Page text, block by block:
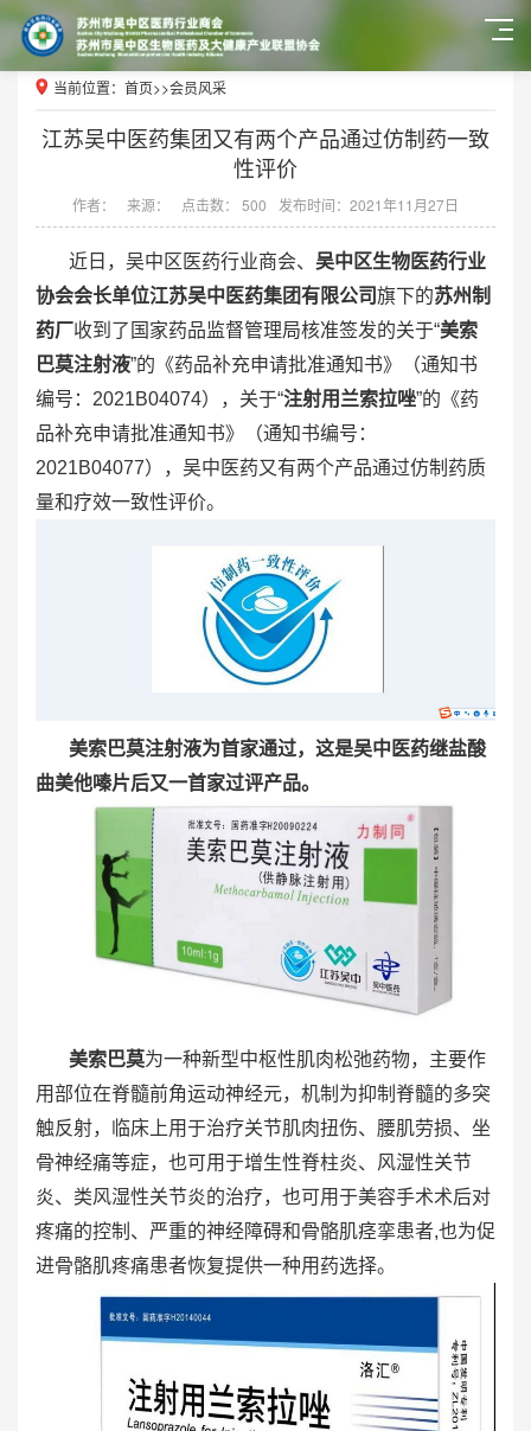
当前位置： 首页>>会员风采
江苏吴中医药集团又有两个产品通过仿制药一致
性评价
作者： 来源： 点击数： 500 发布时间：2021年11月27日
近日，吴中区医药行业商会、 吴中区生物医药行业
协会会长单位江苏吴中医药集团有限公司旗下的苏州制
药厂收到了国家药品监督管理局核准签发的关于“美索
巴莫注射液”的《药品补充申请批准通知书》（通知书
编号：2021B04074），关于“注射用兰索拉唑”的《药
品补充申请批准通知书》（通知书编号：
2021B04077），吴中医药又有两个产品通过仿制药质
量和疗效一致性评价。
美索巴莫注射液为首家通过，这是吴中医药继盐酸
曲美他嗪片后又一首家过评产品。
美索巴莫为一种新型中枢性肌肉松弛药物，主要作
用部位在脊髓前角运动神经元，机制为抑制脊髓的多突
触反射，临床上用于治疗关节肌肉扭伤、腰肌劳损、坐
骨神经痛等症，也可用于增生性脊柱炎、风湿性关节
炎、类风湿性关节炎的治疗，也可用于美容手术术后对
疼痛的控制、严重的神经障碍和骨骼肌痉挛患者,也为促
进骨骼肌疼痛患者恢复提供一种用药选择。